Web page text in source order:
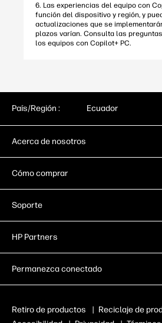
6. Las experiencias del equipo con
función del dispositivo y región, y
actualizaciones que se
plazos varían. Consulta las
los equipos con Copilot+ PC.
País/Región : Ecuador
Acerca de nosotros
Cómo comprar
Soporte
HP Partners
Permanezca conectado
Retiro de productos | Reciclaje de